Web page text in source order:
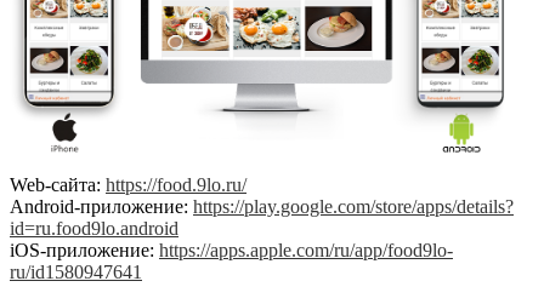
Web-сайта: https://food.9lo.ru/
Android-приложение: https://play.google.com/store/apps/details?
id=ru.food9lo.android
iOS-приложение: https://apps.apple.com/ru/app/food9lo-
ru/id1580947641